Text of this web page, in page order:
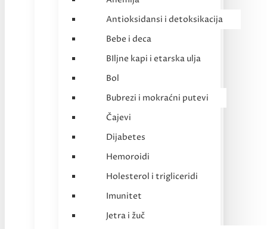
Antioksidansi i detoksikacija
Bebe i deca
BIljne kapi i etarska ulja
Bol
Bubrezi i mokraćni putevi
Čajevi
Dijabetes
Hemoroidi
Holesterol i trigliceridi
Imunitet
Jetra i žuč